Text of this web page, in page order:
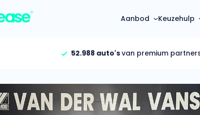
Aanbod
Bekijk volledig aanbod (3500+ auto's)
Keuzehulp
Bereken in één minuut
52.988 auto'svan premium